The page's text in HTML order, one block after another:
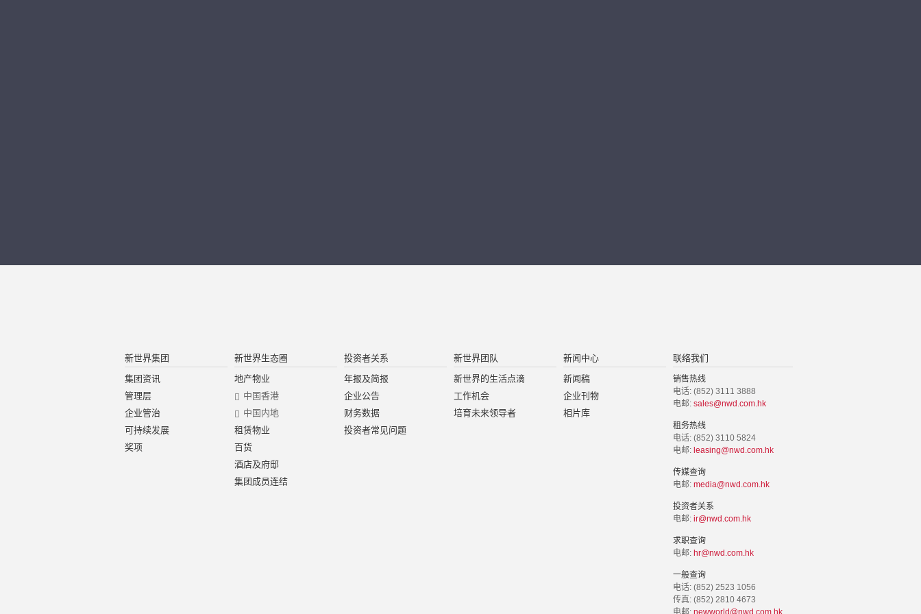
新世界集团
集团资讯
管理层
企业管治
可持续发展
奖项
新世界生态圈
地产物业
中国香港
中国内地
租赁物业
百货
酒店及府邸
集团成员连结
投资者关系
年报及简报
企业公告
财务数据
投资者常见问题
新世界团队
新世界的生活点滴
工作机会
培育未来领导者
新闻中心
新闻稿
企业刊物
相片库
联络我们
销售热线
电话: (852) 3111 3888
电邮: sales@nwd.com.hk
租务热线
电话: (852) 3110 5824
电邮: leasing@nwd.com.hk
传媒查询
电邮: media@nwd.com.hk
投资者关系
电邮: ir@nwd.com.hk
求职查询
电邮: hr@nwd.com.hk
一般查询
电话: (852) 2523 1056
传真: (852) 2810 4673
电邮: newworld@nwd.com.hk